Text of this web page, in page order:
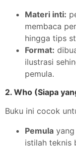
Materi inti:
membaca
hingga tips
Format:
ilustrasi
pemula.
2. Who (Siapa
Buku ini cocok
Pemula
istilah teknis